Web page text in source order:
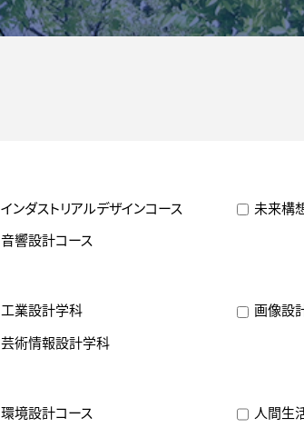
インダストリアルデザインコース
未来構
音響設計コース
工業設計学科
画像設
芸術情報設計学科
環境設計コース
人間生